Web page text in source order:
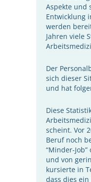
Aspekte und
Entwicklung
werden
Jahren viele
Der
sich dieser
und hat
Diese
scheint. Vor
Beruf noch
“Minder-
und von
kursierte in
dass dies ein